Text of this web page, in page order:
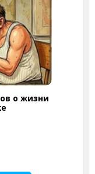
о жизни